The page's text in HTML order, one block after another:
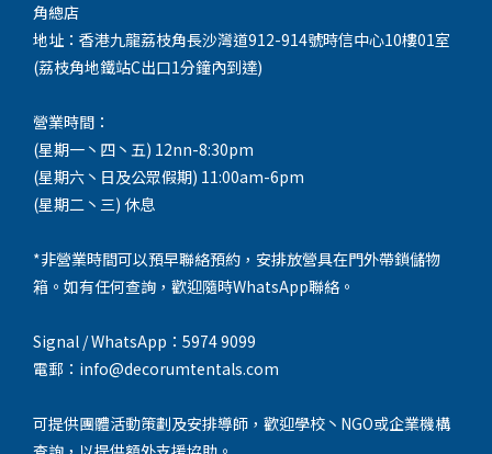
角總店
地址：香港九龍荔枝角長沙灣道912-914號時信中心10樓01室
(荔枝角地鐵站C出口1分鐘內到達)
營業時間：
(星期一丶四丶五) 12nn-8:30pm
(星期六丶日及公眾假期) 11:00am-6pm
(星期二丶三) 休息
*非營業時間可以預早聯絡預約，安排放營具在門外帶鎖儲物
箱。如有任何查詢，歡迎隨時WhatsApp聯絡。
Signal / WhatsApp：5974 9099
電郵：info@decorumtentals.com
可提供團體活動策劃及安排導師，歡迎學校丶NGO或企業機構